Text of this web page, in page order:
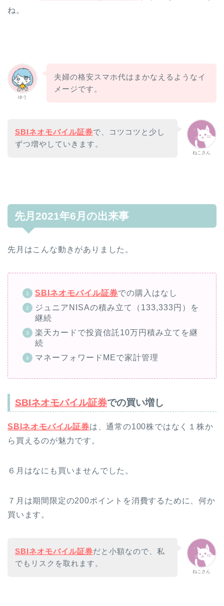
ね。
ゆう
夫婦の格安スマホ代はまかなえるようなイ
メージです。
ねこさん
SBIネオモバイル証券で、コツコツと少し
ずつ増やしていきます。
先月2021年6月の出来事
先月はこんな動きがありました。
SBIネオモバイル証券での購入はなし
ジュニアNISAの積み立て（133,333円）を
継続
楽天カードで投資信託10万円積み立てを継
続
マネーフォワードMEで家計管理
SBIネオモバイル証券での買い増し
SBIネオモバイル証券は、通常の100株ではなく１株か
ら買えるのが魅力です。
６月はなにも買いませんでした。
７月は期間限定の200ポイントを消費するために、何か
買います。
ねこさん
SBIネオモバイル証券だと小額なので、私
でもリスクを取れます。